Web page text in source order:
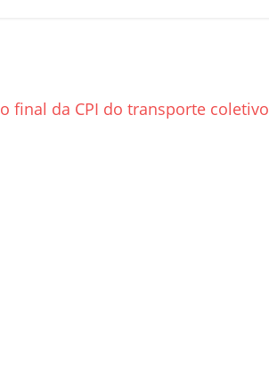
final da CPI do transporte coletivo